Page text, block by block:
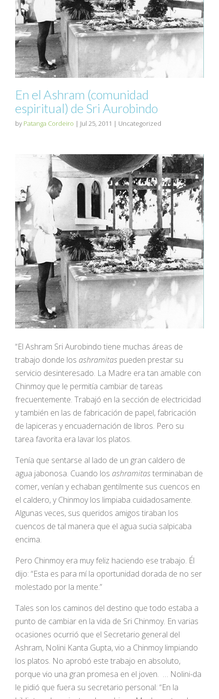
En el Ashram (comunidad
espiritual) de Sri Aurobindo
by Patanga Cordeiro | Jul 25, 2011 | Uncategorized
“El Ashram Sri Aurobindo tiene muchas áreas de
trabajo donde losashramitas pueden prestar su
servicio desinteresado. La Madre era tan amable con
Chinmoy que le permitía cambiar de tareas
frecuentemente. Trabajó en la sección de electricidad
y también en las de fabricación de papel, fabricación
de lapiceras y encuadernación de libros. Pero su
tarea favorita era lavar los platos.
Tenía que sentarse al lado de un gran caldero de
agua jabonosa. Cuando losashramitasterminaban de
comer, venían y echaban gentilmente sus cuencos en
el caldero, y Chinmoy los limpiaba cuidadosamente.
Algunas veces, sus queridos amigos tiraban los
cuencos de tal manera que el agua sucia salpicaba
encima.
Pero Chinmoy era muy feliz haciendo ese trabajo. Él
dijo: “Esta es para mí la oportunidad dorada de no ser
molestado por la mente.”
Tales son los caminos del destino que todo estaba a
punto de cambiar en la vida de Sri Chinmoy. En varias
ocasiones ocurrió que el Secretario general del
Ashram, Nolini Kanta Gupta, vio a Chinmoy limpiando
los platos. No aprobó este trabajo en absoluto,
porque vio una gran promesa en el joven. … Nolini-da
le pidió que fuera su secretario personal: “En la